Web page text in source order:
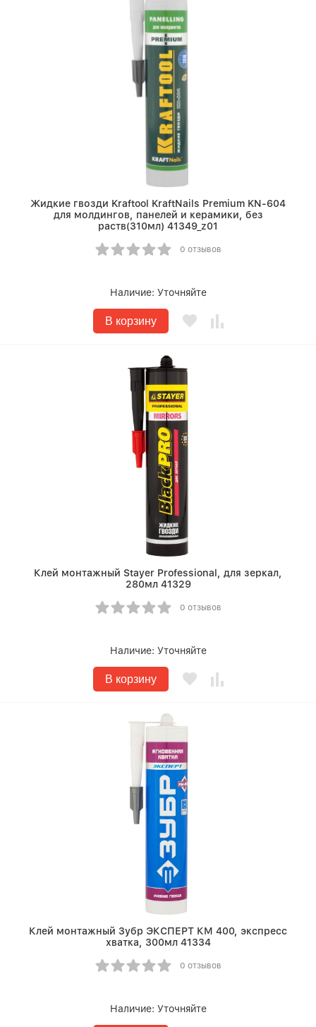
Жидкие гвозди Kraftool KraftNails Premium KN-604
для молдингов, панелей и керамики, без
раств(310мл) 41349_z01
0 отзывов
Наличие: Уточняйте
В корзину
Клей монтажный Stayer Professional, для зеркал,
280мл 41329
0 отзывов
Наличие: Уточняйте
В корзину
Клей монтажный Зубр ЭКСПЕРТ КМ 400, экспресс
хватка, 300мл 41334
0 отзывов
Наличие: Уточняйте